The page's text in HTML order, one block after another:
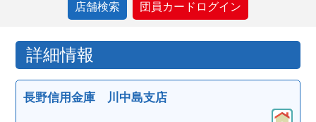
店舗検索 団員カードログイン
詳細情報
長野信用金庫 川中島支店